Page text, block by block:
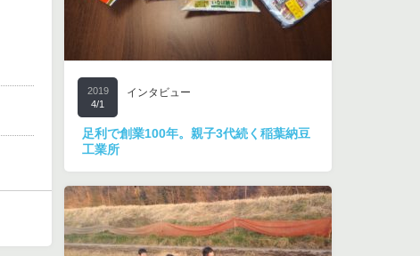
2019
4/1
インタビュー
足利で創業100年。親子3代続く稲葉納豆
工業所